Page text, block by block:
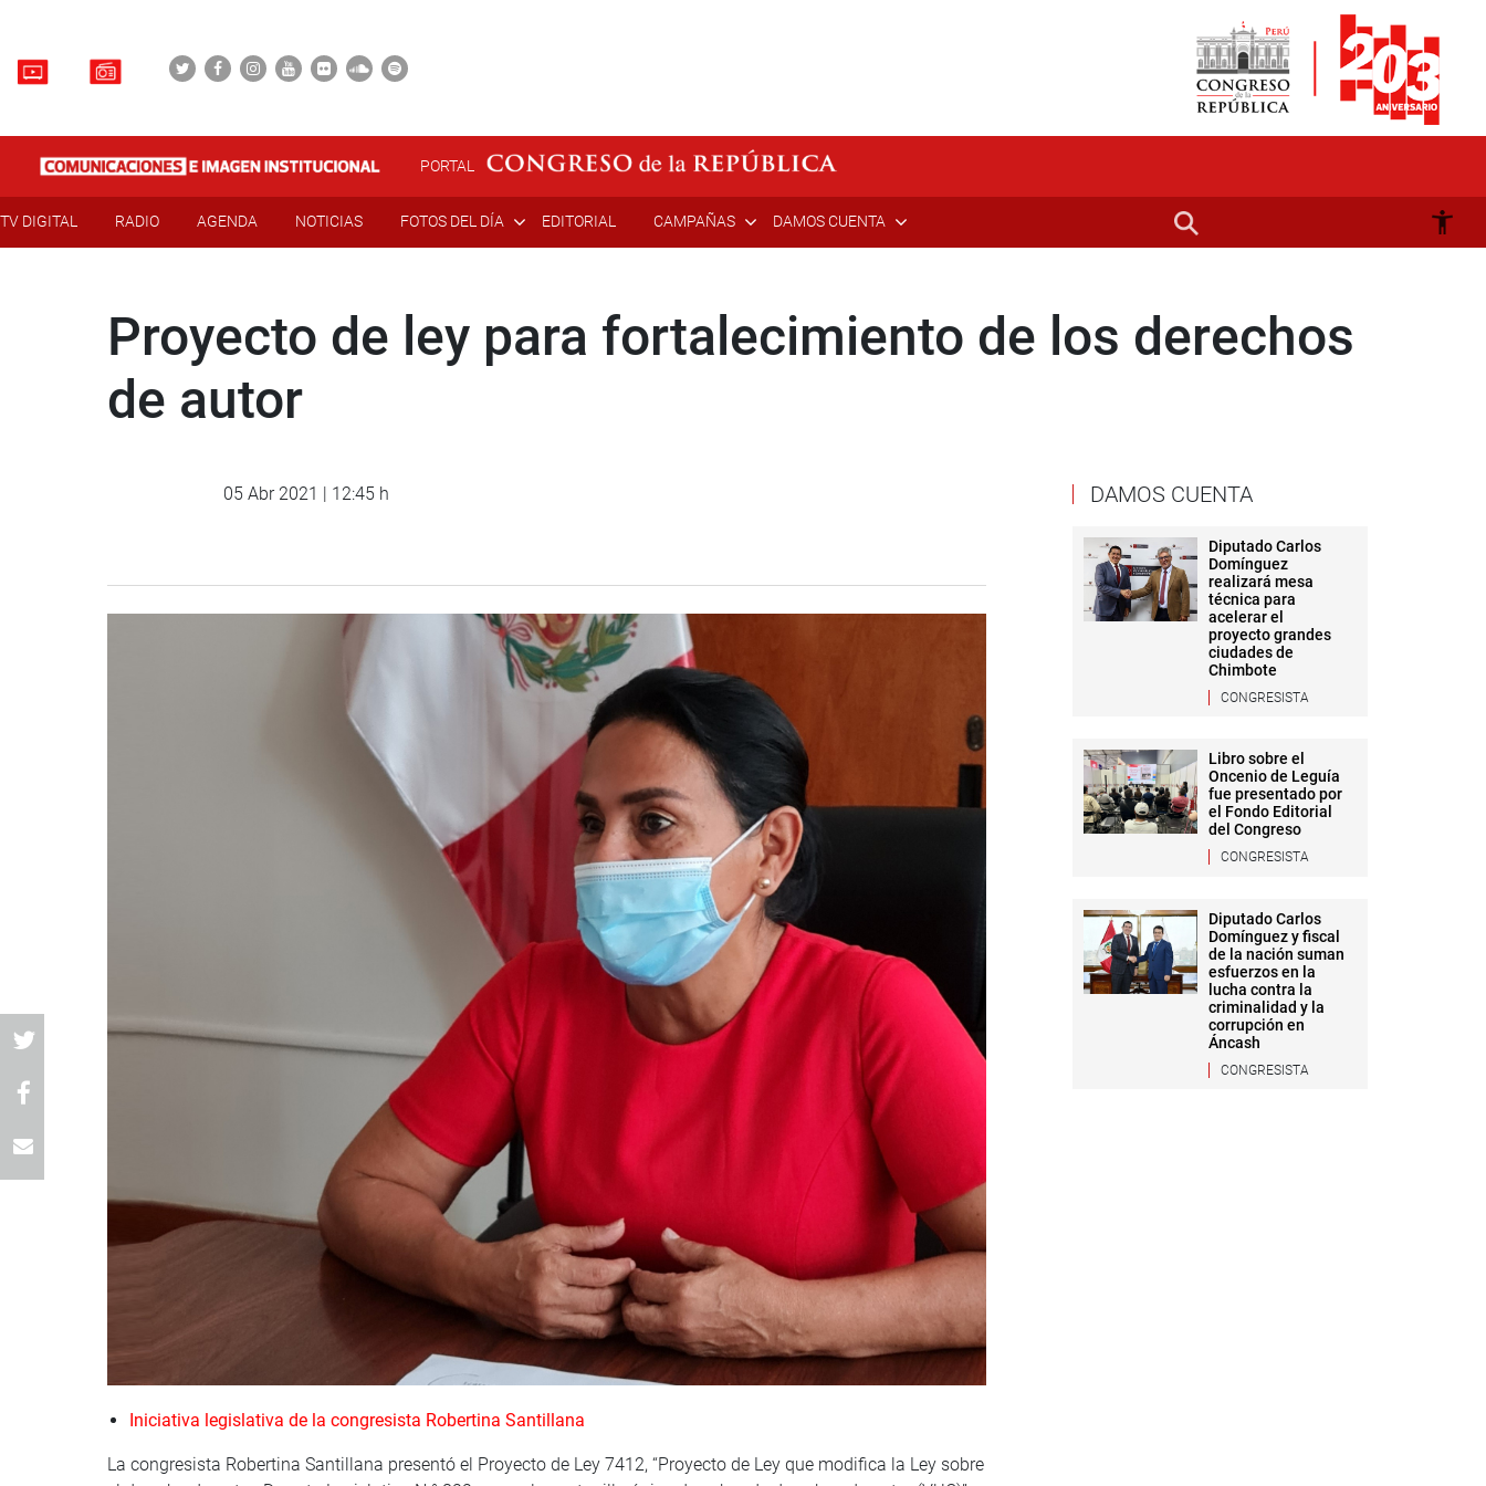
PORTAL
TV DIGITAL RADIO AGENDA NOTICIAS FOTOS DEL DÍA EDITORIAL CAMPAÑAS DAMOS CUENTA
Proyecto de ley para fortalecimiento de los derechos
de autor
05 Abr 2021 | 12:45 h
Iniciativa legislativa de la congresista Robertina Santillana
La congresista Robertina Santillana presentó el Proyecto de Ley 7412, “Proyecto de Ley que modifica la Ley sobre
DAMOS CUENTA
Diputado Carlos
Domínguez
realizará mesa
técnica para
acelerar el
proyecto grandes
ciudades de
Chimbote
CONGRESISTA
Libro sobre el
Oncenio de Leguía
fue presentado por
el Fondo Editorial
del Congreso
CONGRESISTA
Diputado Carlos
Domínguez y fiscal
de la nación suman
esfuerzos en la
lucha contra la
criminalidad y la
corrupción en
Áncash
CONGRESISTA